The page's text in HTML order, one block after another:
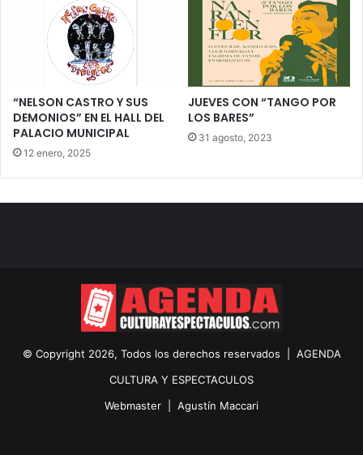
“NELSON CASTRO Y SUS
DEMONIOS” EN EL HALL DEL
PALACIO MUNICIPAL
12 enero, 2025
JUEVES CON “TANGO POR
LOS BARES”
31 agosto, 2023
© Copyright 2026, Todos los derechos reservados | AGENDA
CULTURA Y ESPECTACULOS
Webmaster | Agustín Maccari